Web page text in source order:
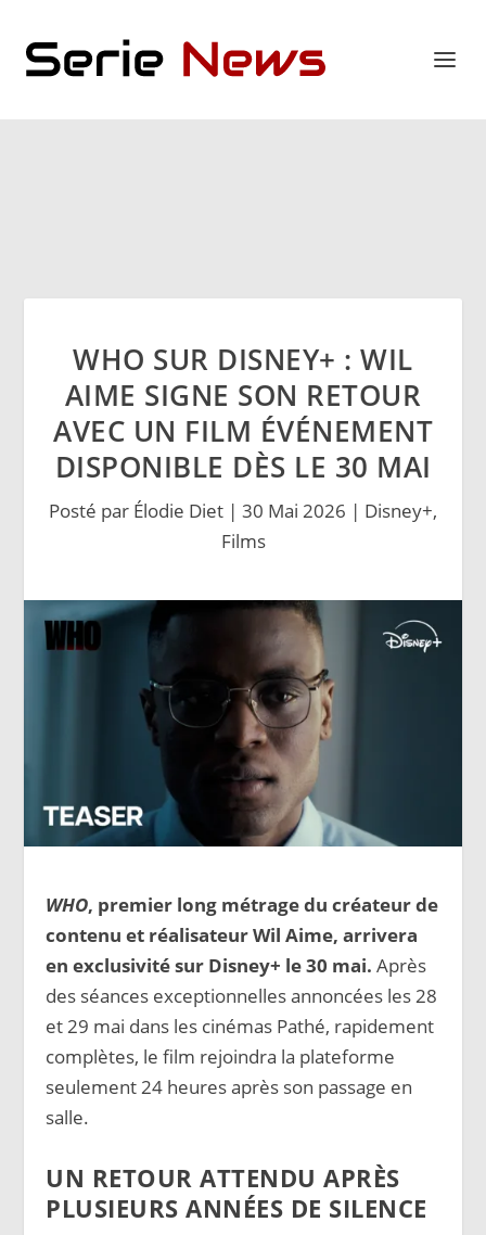
WHO SUR DISNEY+ : WIL
AIME SIGNE SON RETOUR
AVEC UN FILM ÉVÉNEMENT
DISPONIBLE DÈS LE 30 MAI
Posté par Élodie Diet | 30 Mai 2026 | Disney+,
Films
WHO, premier long métrage du créateur de
contenu et réalisateur Wil Aime, arrivera
en exclusivité sur Disney+ le 30 mai. Après
des séances exceptionnelles annoncées les 28
et 29 mai dans les cinémas Pathé, rapidement
complètes, le film rejoindra la plateforme
seulement 24 heures après son passage en
salle.
UN RETOUR ATTENDU APRÈS
PLUSIEURS ANNÉES DE SILENCE